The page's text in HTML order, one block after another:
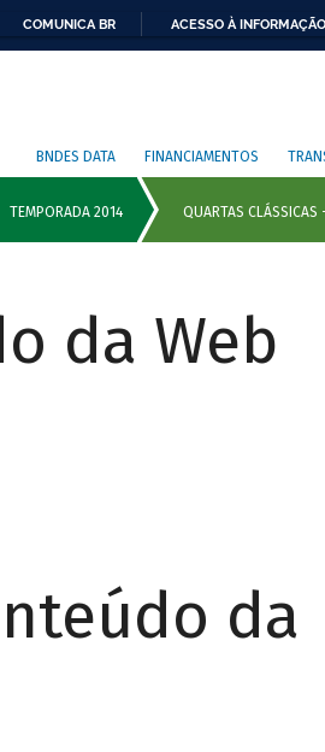
COMUNICA BR ACESSO À INFORMAÇÃO
BNDES DATA FINANCIAMENTOS
da Web
da